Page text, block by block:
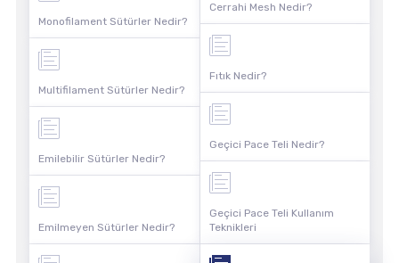
Monofilament Sütürler Nedir?
Multifilament Sütürler Nedir?
Emilebilir Sütürler Nedir?
Emilmeyen Sütürler Nedir?
Cerrahi Mesh Nedir?
Fıtık Nedir?
Geçici Pace Teli Nedir?
Geçici Pace Teli Kullanım
Teknikleri